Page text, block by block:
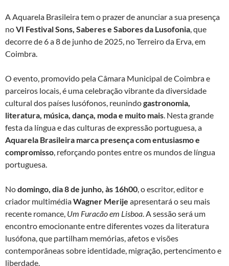
A Aquarela Brasileira tem o prazer de anunciar a sua presença
noVI Festival Sons, Saberes e Sabores da Lusofonia, que
decorre de 6 a 8 de junho de 2025, no Terreiro da Erva, em
Coimbra.
O evento, promovido pela Câmara Municipal de Coimbra e
parceiros locais, é uma celebração vibrante da diversidade
cultural dos países lusófonos, reunindogastronomia,
literatura, música, dança, moda e muito mais. Nesta grande
festa da língua e das culturas de expressão portuguesa, a
Aquarela Brasileira marca presença com entusiasmo e
compromisso, reforçando pontes entre os mundos de língua
portuguesa.
Nodomingo, dia 8 de junho, às 16h00, o escritor, editor e
criador multimédiaWagner Merije apresentará o seu mais
recente romance, Um Furacão em Lisboa. A sessão será um
encontro emocionante entre diferentes vozes da literatura
lusófona, que partilham memórias, afetos e visões
contemporâneas sobre identidade, migração, pertencimento e
liberdade.